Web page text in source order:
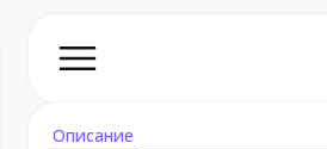
Описание